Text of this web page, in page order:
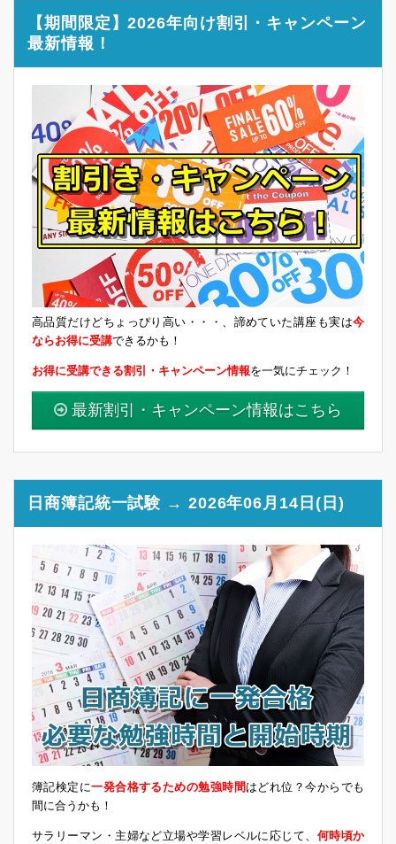
【期間限定】2026年向け割引・キャンペーン
最新情報！
高品質だけどちょっぴり高い・・・、諦めていた講座も実は今
ならお得に受講できるかも！
お得に受講できる割引・キャンペーン情報を一気にチェック！
最新割引・キャンペーン情報はこちら
日商簿記統一試験 → 2026年06月14日(日)
簿記検定に一発合格するための勉強時間 はどれ位？今からでも
間に合うかも！
サラリーマン・主婦など立場や学習レベルに応じて、 何時頃か